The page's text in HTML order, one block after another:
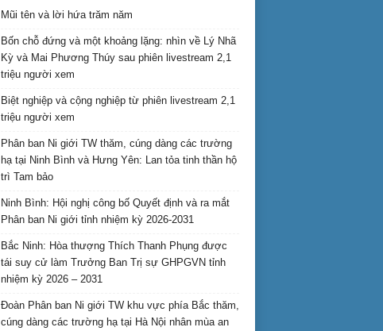
Mũi tên và lời hứa trăm năm
Bốn chỗ đứng và một khoảng lặng: nhìn về Lý Nhã
Kỳ và Mai Phương Thúy sau phiên livestream 2,1
triệu người xem
Biệt nghiệp và cộng nghiệp từ phiên livestream 2,1
triệu người xem
Phân ban Ni giới TW thăm, cúng dàng các trường
hạ tại Ninh Bình và Hưng Yên: Lan tỏa tinh thần hộ
trì Tam bảo
Ninh Bình: Hội nghị công bố Quyết định và ra mắt
Phân ban Ni giới tỉnh nhiệm kỳ 2026-2031
Bắc Ninh: Hòa thượng Thích Thanh Phụng được
tái suy cử làm Trưởng Ban Trị sự GHPGVN tỉnh
nhiệm kỳ 2026 – 2031
Đoàn Phân ban Ni giới TW khu vực phía Bắc thăm,
cúng dàng các trường hạ tại Hà Nội nhân mùa an